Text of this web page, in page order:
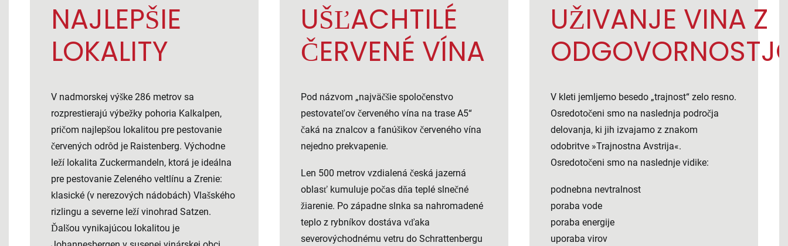
NAJLEPŠIE
LOKALITY
V nadmorskej výške 286 metrov sa
rozprestierajú výbežky pohoria Kalkalpen,
pričom najlepšou lokalitou pre pestovanie
červených odrôd je Raistenberg. Východne
leží lokalita Zuckermandeln, ktorá je ideálna
pre pestovanie Zeleného veltlínu a Zrenie:
klasické (v nerezových nádobách) Vlašského
rizlingu a severne leží vinohrad Satzen.
Ďalšou vynikajúcou lokalitou je
UŠĽACHTILÉ
ČERVENÉ VÍNA
Pod názvom „najväčšie spoločenstvo
pestovateľov červeného vína na trase A5“
čaká na znalcov a fanúšikov červeného vína
nejedno prekvapenie.
Len 500 metrov vzdialená česká jazerná
oblasť kumuluje počas dňa teplé slnečné
žiarenie. Po západne slnka sa nahromadené
teplo z rybníkov dostáva vďaka
severovýchodnému vetru do Schrattenbergu
UŽIVANJE VINA Z
V kleti jemljemo besedo „trajnost“ zelo resno.
Osredotočeni smo na naslednja področja
delovanja, ki jih izvajamo z znakom
odobritve »Trajnostna Avstrija«.
Osredotočeni smo na naslednje vidike:
podnebna nevtralnost
poraba vode
poraba energije
uporaba virov